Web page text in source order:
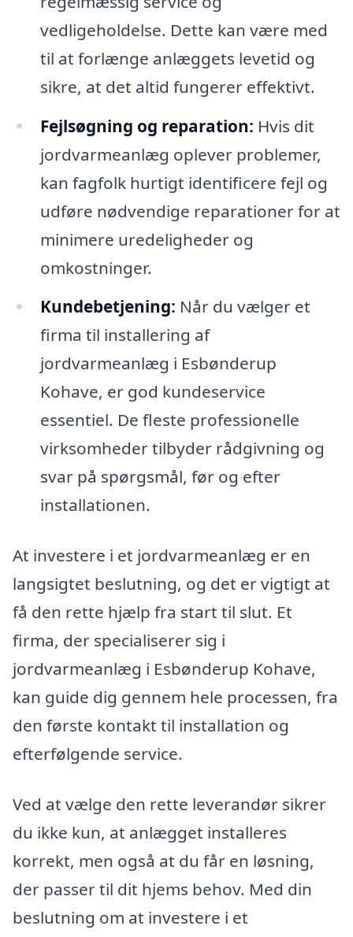
vedligeholdelse. Dette kan være med
til at forlænge anlæggets levetid og
sikre, at det altid fungerer effektivt.
Fejlsøgning og reparation: Hvis dit
jordvarmeanlæg oplever problemer,
kan fagfolk hurtigt identificere fejl og
udføre nødvendige reparationer for at
minimere uredeligheder og
omkostninger.
Kundebetjening: Når du vælger et
firma til installering af
jordvarmeanlæg i Esbønderup
Kohave, er god kundeservice
essentiel. De fleste professionelle
virksomheder tilbyder rådgivning og
svar på spørgsmål, før og efter
installationen.
At investere i et jordvarmeanlæg er en
langsigtet beslutning, og det er vigtigt at
få den rette hjælp fra start til slut. Et
firma, der specialiserer sig i
jordvarmeanlæg i Esbønderup Kohave,
kan guide dig gennem hele processen, fra
den første kontakt til installation og
efterfølgende service.
Ved at vælge den rette leverandør sikrer
du ikke kun, at anlægget installeres
korrekt, men også at du får en løsning,
der passer til dit hjems behov. Med din
beslutning om at investere i et